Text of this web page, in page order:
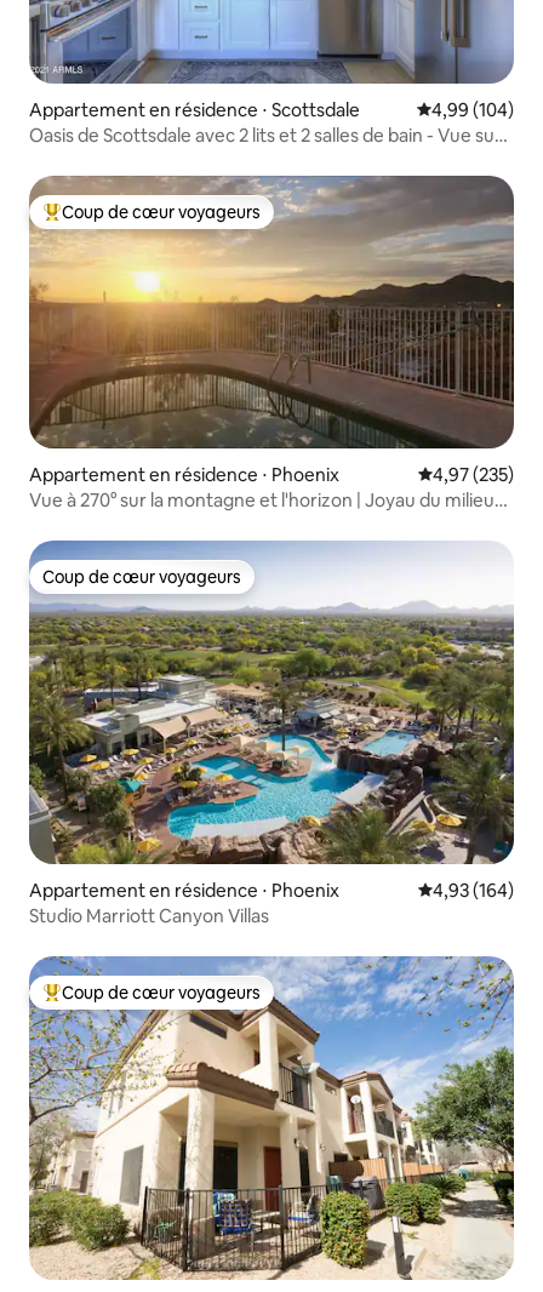
Appartement en résidence ⋅ Scottsdale Évaluation
4,99 (104)
Oasis de Scottsdale avec 2 lits et 2 salles de bain - Vue sur
Coups de cœur voyageurs les plus appréciés
Coup de cœur voyageurs
Appartement en résidence ⋅ Phoenix Évaluation
4,97 (235)
Vue à 270° sur la montagne et l'horizon | Joyau du milieu
Coup de cœur voyageurs
Coup de cœur voyageurs
Appartement en résidence ⋅ Phoenix Évaluation
4,93 (164)
Studio Marriott Canyon Villas
Coups de cœur voyageurs les plus appréciés
Coup de cœur voyageurs